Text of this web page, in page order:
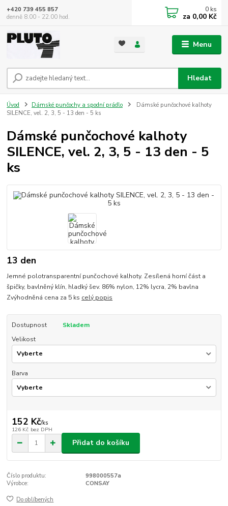
Menu
Hledat
+420 739 455 857
denně 8.00 - 22.00 hod.
0 ks
za 0,00 Kč
Úvod Dámské punčochy a spodní prádlo
Dámské punčochové kalhoty
SILENCE, vel. 2, 3, 5 - 13 den - 5 ks
Dámské punčochové kalhoty
SILENCE, vel. 2, 3, 5 - 13 den - 5
ks
13 den
Jemné polotransparentní punčochové kalhoty. Zesílená horní část a
špičky, bavlněný klín, hladký šev. 86% nylon, 12% lycra, 2% bavlna
Zvýhodněná cena za 5 ks celý popis
Dostupnost
Skladem
Velikost
Barva
152 Kč/ks
126 Kč bez DPH
Přidat do košíku
Číslo produktu:
998000557a
Výrobce:
CONSAY
Do oblíbených